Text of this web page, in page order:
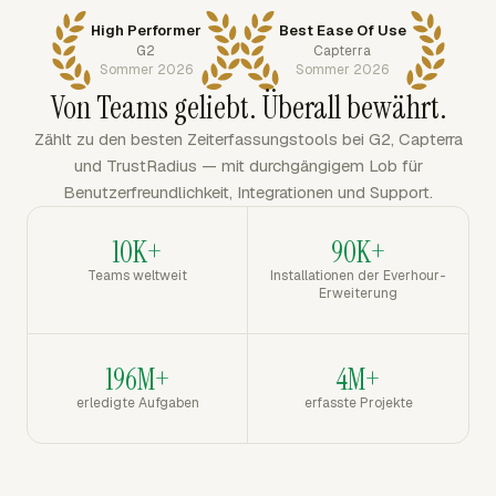
High Performer
G2
Sommer 2026
Best Ease Of Use
Capterra
Sommer 2026
Von Teams geliebt. Überall bewährt.
Zählt zu den besten Zeiterfassungstools bei G2, Capterra
und TrustRadius — mit durchgängigem Lob für
Benutzerfreundlichkeit, Integrationen und Support.
10K+
Teams weltweit
90K+
Installationen der Everhour-
Erweiterung
196M+
erledigte Aufgaben
4M+
erfasste Projekte